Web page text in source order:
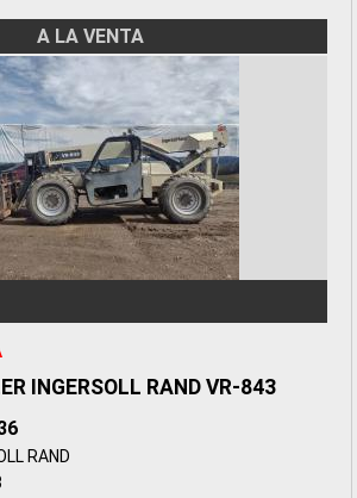
A LA VENTA
INGERSOLL RAND VR-843
RAND